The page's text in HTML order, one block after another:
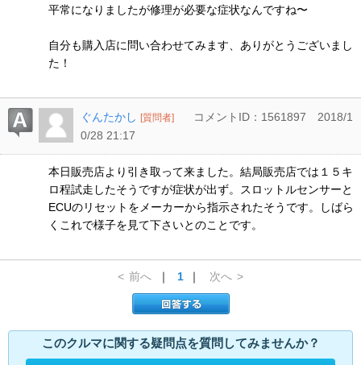
平常になりましたが修理が必要な症状なんですね〜
自分も購入店に問い合わせてみます、ありがとうございまし
た！
ぐんたかし [質問者] コメントID：1561897
2018/1
0/28 21:17
本日販売店より引き取って来ました。結局販売店では１５キ
ロ程試走したそうですが症状が出ず。スロットルセンサーと
ECUのリセットをメーカーから指示されたそうです。しばら
くこれで様子を見て下さいとのことです。
< 前へ ｜ 1 ｜ 次へ >
このクルマに関する疑問点を質問してみませんか？